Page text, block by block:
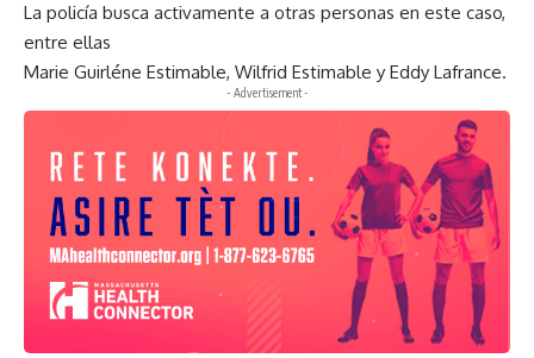
La policía busca activamente a otras personas en este caso,
entre ellas
Marie Guirléne Estimable, Wilfrid Estimable y Eddy Lafrance.
- Advertisement -